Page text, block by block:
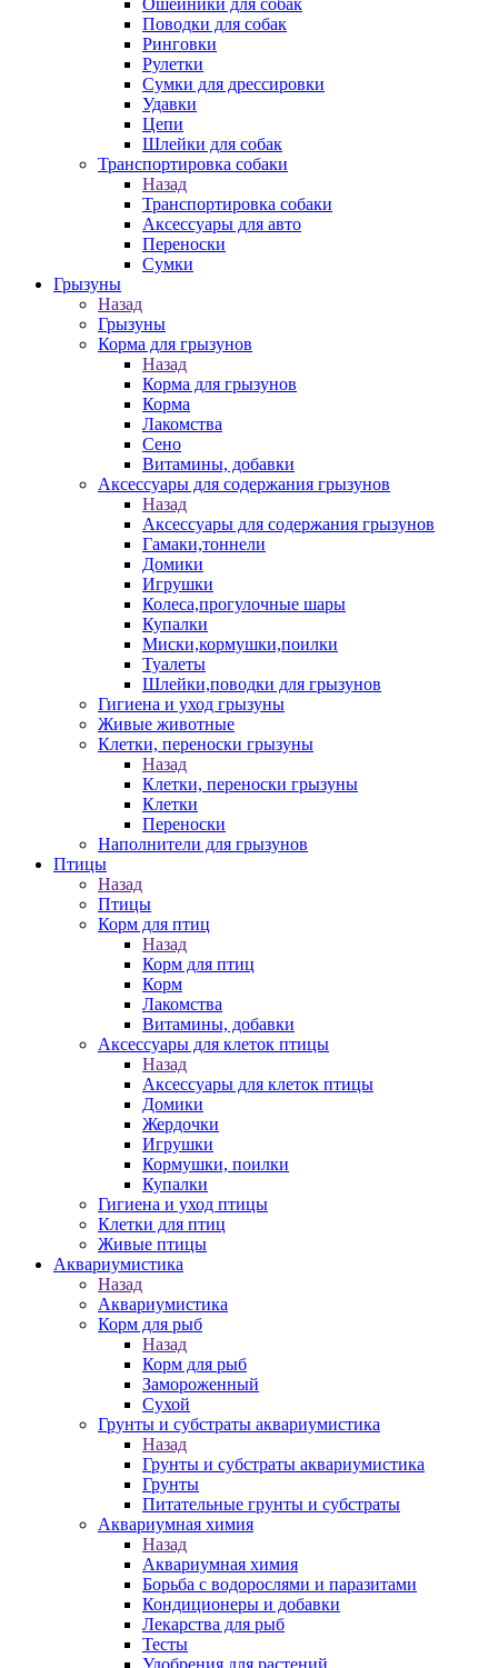
Ошейники для собак
Поводки для собак
Ринговки
Рулетки
Сумки для дрессировки
Удавки
Цепи
Шлейки для собак
Транспортировка собаки
Назад
Транспортировка собаки
Аксессуары для авто
Переноски
Сумки
Грызуны
Назад
Грызуны
Корма для грызунов
Назад
Корма для грызунов
Корма
Лакомства
Сено
Витамины, добавки
Аксессуары для содержания грызунов
Назад
Аксессуары для содержания грызунов
Гамаки,тоннели
Домики
Игрушки
Колеса,прогулочные шары
Купалки
Миски,кормушки,поилки
Туалеты
Шлейки,поводки для грызунов
Гигиена и уход грызуны
Живые животные
Клетки, переноски грызуны
Назад
Клетки, переноски грызуны
Клетки
Переноски
Наполнители для грызунов
Птицы
Назад
Птицы
Корм для птиц
Назад
Корм для птиц
Корм
Лакомства
Витамины, добавки
Аксессуары для клеток птицы
Назад
Аксессуары для клеток птицы
Домики
Жердочки
Игрушки
Кормушки, поилки
Купалки
Гигиена и уход птицы
Клетки для птиц
Живые птицы
Аквариумистика
Назад
Аквариумистика
Корм для рыб
Назад
Корм для рыб
Замороженный
Сухой
Грунты и субстраты аквариумистика
Назад
Грунты и субстраты аквариумистика
Грунты
Питательные грунты и субстраты
Аквариумная химия
Назад
Аквариумная химия
Борьба с водорослями и паразитами
Кондиционеры и добавки
Лекарства для рыб
Тесты
Удобрения для растений